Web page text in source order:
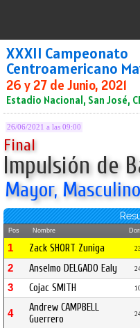
XXXII Campeonato
Centroamericano
26 y 27 de Junio, 2021
Estadio Nacional, San José,
26/06/2021 a las 09:00
Final
Impulsión de
Mayor, Masculino
Pos Nombre
1 Zack SHORT Zuniga
2 Anselmo DELGADO Ealy
3 Cojac SMITH
4
Andrew CAMPBELL
Guerrero